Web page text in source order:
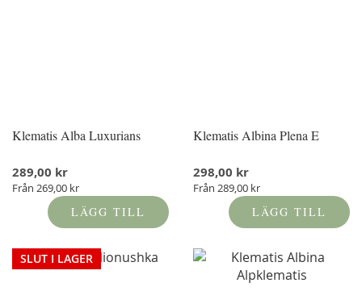
Klematis Alba Luxurians
289,00 kr
Från 269,00 kr
LÄGG TILL
Klematis Albina Plena E
298,00 kr
Från 289,00 kr
LÄGG TILL
SLUT I LAGER